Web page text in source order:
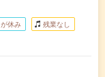
休み 残業なし